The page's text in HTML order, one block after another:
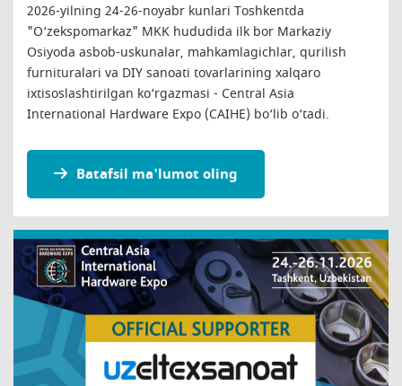
2026-yilning 24-26-noyabr kunlari Toshkentda
"O‘zekspomarkaz" MKK hududida ilk bor Markaziy
Osiyoda asbob-uskunalar, mahkamlagichlar, qurilish
furnituralari va DIY sanoati tovarlarining xalqaro
ixtisoslashtirilgan ko‘rgazmasi - Central Asia
International Hardware Expo (CAIHE) bo‘lib o‘tadi.
Batafsil ma'lumot oling